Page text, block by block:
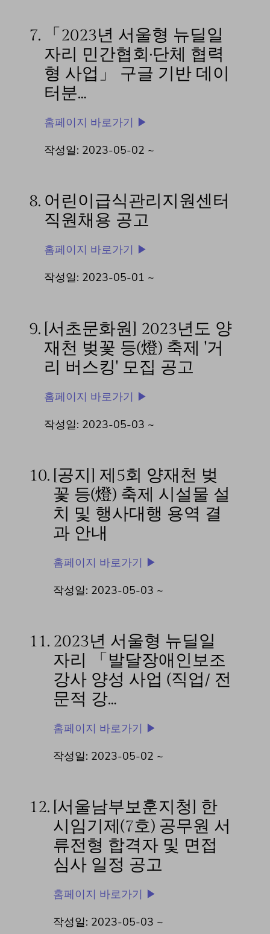
7.
「2023년 서울형 뉴딜일
자리 민간협회·단체 협력
형 사업」 구글 기반 데이
터분…
홈페이지 바로가기 ▶
작성일: 2023-05-02 ~
8. 어린이급식관리지원센터
직원채용 공고
홈페이지 바로가기 ▶
작성일: 2023-05-01 ~
9. [서초문화원] 2023년도 양
재천 벚꽃 등(燈) 축제 '거
리 버스킹' 모집 공고
홈페이지 바로가기 ▶
작성일: 2023-05-03 ~
10. [공지] 제5회 양재천 벚
꽃 등(燈) 축제 시설물 설
치 및 행사대행 용역 결
과 안내
홈페이지 바로가기 ▶
작성일: 2023-05-03 ~
11. 2023년 서울형 뉴딜일
자리 「발달장애인보조
강사 양성 사업 (직업/ 전
문적 강…
홈페이지 바로가기 ▶
작성일: 2023-05-02 ~
12. [서울남부보훈지청] 한
시임기제(7호) 공무원 서
류전형 합격자 및 면접
심사 일정 공고
홈페이지 바로가기 ▶
작성일: 2023-05-03 ~